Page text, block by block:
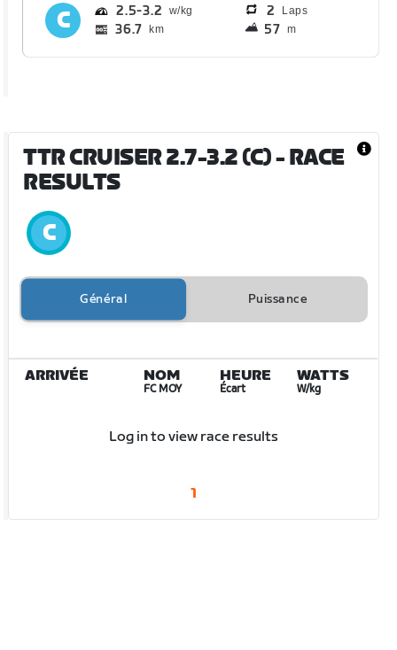
2.5 3.2 2 Laps
36.7 km 57 m
TTR CRUISER 2.7-3.2 (C)- RACE
RESULTS
Général Puissance
ARRIVÉE NOM
FC MOY
HEURE
Écart
WATTS
W/kg
Log in to view race results
1